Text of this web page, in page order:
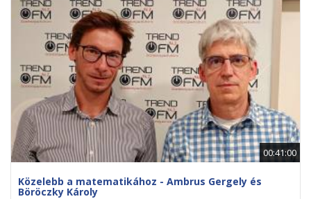
00:41:00
Közelebb a matematikához - Ambrus Gergely és
Böröczky Károly